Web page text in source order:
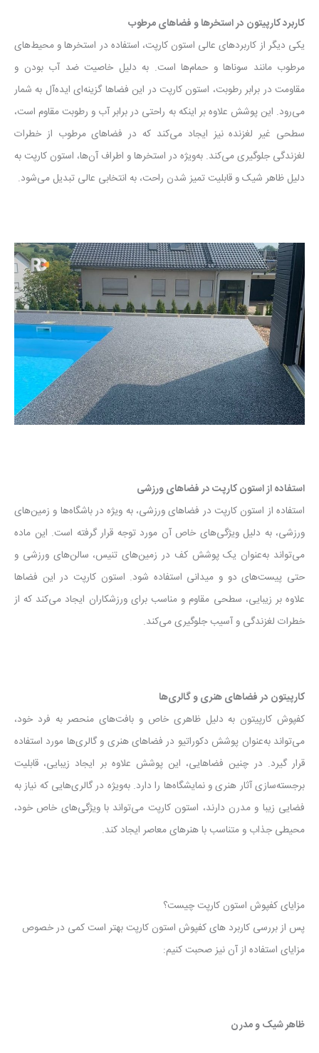
کاربرد کارپیتون در استخرها و فضاهای مرطوب
یکی دیگر از کاربردهای عالی استون کارپت، استفاده در استخرها و محیط‌های
مرطوب مانند سوناها و حمام‌ها است. به دلیل خاصیت ضد آب بودن و
مقاومت در برابر رطوبت، استون کارپت در این فضاها گزینه‌ای ایده‌آل به شمار
می‌رود. این پوشش علاوه بر اینکه به راحتی در برابر آب و رطوبت مقاوم است،
سطحی غیر لغزنده نیز ایجاد می‌کند که در فضاهای مرطوب از خطرات
لغزندگی جلوگیری می‌کند. به‌ویژه در استخرها و اطراف آن‌ها، استون کارپت به
دلیل ظاهر شیک و قابلیت تمیز شدن راحت، به انتخابی عالی تبدیل می‌شود.
استفاده از استون کارپت در فضاهای ورزشی
استفاده از استون کارپت در فضاهای ورزشی، به ویژه در باشگاه‌ها و زمین‌های
ورزشی، به دلیل ویژگی‌های خاص آن مورد توجه قرار گرفته است. این ماده
می‌تواند به‌عنوان یک پوشش کف در زمین‌های تنیس، سالن‌های ورزشی و
حتی پیست‌های دو و میدانی استفاده شود. استون کارپت در این فضاها
علاوه بر زیبایی، سطحی مقاوم و مناسب برای ورزشکاران ایجاد می‌کند که از
خطرات لغزندگی و آسیب جلوگیری می‌کند.
کارپیتون در فضاهای هنری و گالری‌ها
کفپوش کارپیتون به دلیل ظاهری خاص و بافت‌های منحصر به فرد خود،
می‌تواند به‌عنوان پوشش دکوراتیو در فضاهای هنری و گالری‌ها مورد استفاده
قرار گیرد. در چنین فضاهایی، این پوشش علاوه بر ایجاد زیبایی، قابلیت
برجسته‌سازی آثار هنری و نمایشگاه‌ها را دارد. به‌ویژه در گالری‌هایی که نیاز به
فضایی زیبا و مدرن دارند، استون کارپت می‌تواند با ویژگی‌های خاص خود،
محیطی جذاب و متناسب با هنرهای معاصر ایجاد کند.
مزایای کفپوش استون کارپت چیست؟
پس از بررسی کاربرد های کفپوش استون کارپت بهتر است کمی در خصوص
مزایای استفاده از آن نیز صحبت کنیم:
ظاهر شیک و مدرن